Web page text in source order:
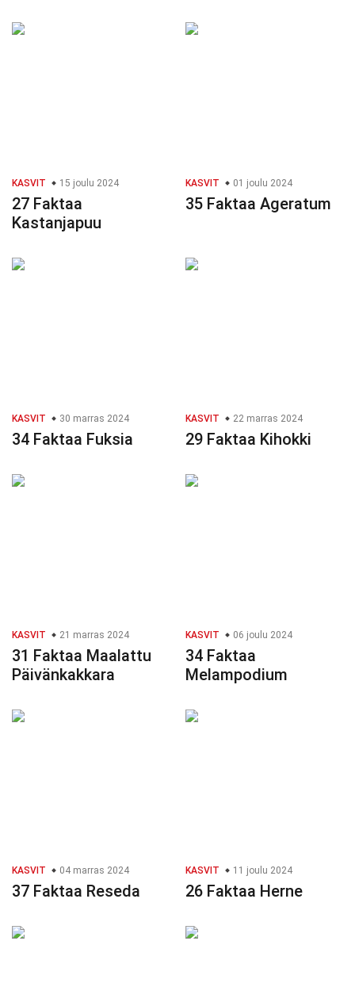
KASVIT 15 joulu 2024
27 Faktaa
Kastanjapuu
KASVIT 01 joulu 2024
35 Faktaa Ageratum
KASVIT 30 marras 2024
34 Faktaa Fuksia
KASVIT 22 marras 2024
29 Faktaa Kihokki
KASVIT 21 marras 2024
31 Faktaa Maalattu
Päivänkakkara
KASVIT 06 joulu 2024
34 Faktaa
Melampodium
KASVIT 04 marras 2024
37 Faktaa Reseda
KASVIT 11 joulu 2024
26 Faktaa Herne